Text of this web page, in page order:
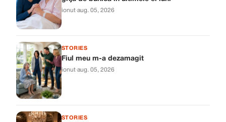
ionut·aug. 05, 2026
STORIES
Fiul meu m-a dezamagit
ionut·aug. 05, 2026
STORIES